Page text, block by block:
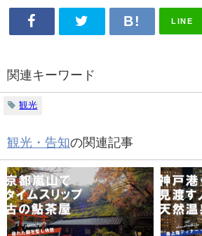
LINE
関連キーワード
観光
観光・告知の関連記事